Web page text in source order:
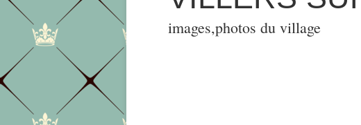
images,photos du village